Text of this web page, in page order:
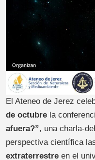
El Ateneo de Jerez
de octubre la
afuera?”, una charla-
perspectiva científica
extraterrestre en el